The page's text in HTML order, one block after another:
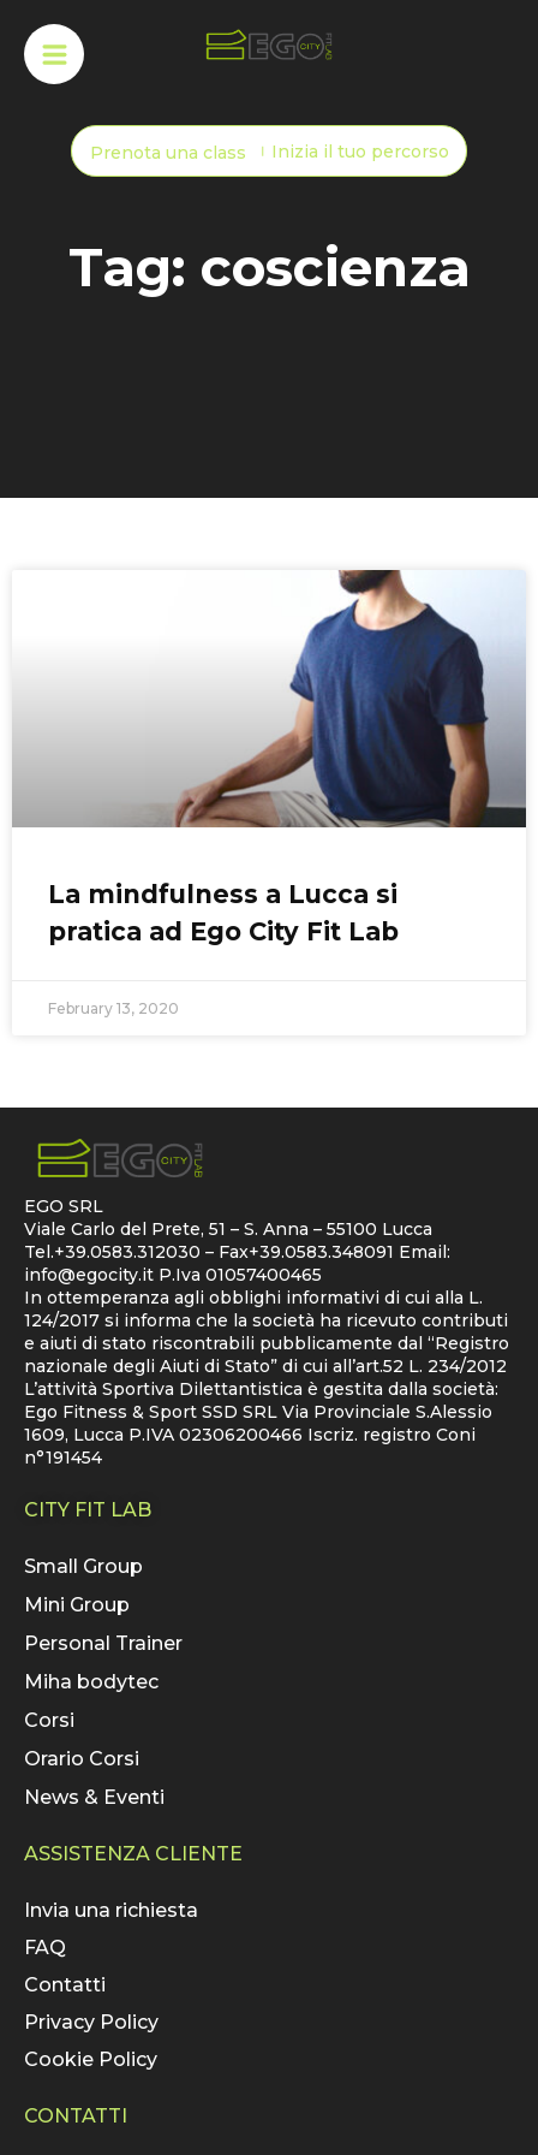
Prenota una class Inizia il tuo percorso
Tag: coscienza
La mindfulness a Lucca si
pratica ad Ego City Fit Lab
February 13, 2020
EGO SRL
Viale Carlo del Prete, 51 – S. Anna – 55100 Lucca
Tel.+39.0583.312030 – Fax+39.0583.348091 Email:
info@egocity.it P.Iva 01057400465
In ottemperanza agli obblighi informativi di cui alla L.
124/2017 si informa che la società ha ricevuto contributi
e aiuti di stato riscontrabili pubblicamente dal “Registro
nazionale degli Aiuti di Stato” di cui all’art.52 L. 234/2012
L’attività Sportiva Dilettantistica è gestita dalla società:
Ego Fitness & Sport SSD SRL Via Provinciale S.Alessio
1609, Lucca P.IVA 02306200466 Iscriz. registro Coni
n°191454
CITY FIT LAB
Small Group
Mini Group
Personal Trainer
Miha bodytec
Corsi
Orario Corsi
News & Eventi
ASSISTENZA CLIENTE
Invia una richiesta
FAQ
Contatti
Privacy Policy
Cookie Policy
CONTATTI